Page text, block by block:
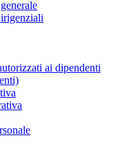
ai dipendenti